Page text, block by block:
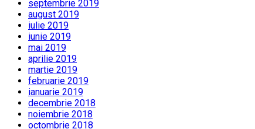
septembrie 2019
august 2019
iulie 2019
iunie 2019
mai 2019
aprilie 2019
martie 2019
februarie 2019
ianuarie 2019
decembrie 2018
noiembrie 2018
octombrie 2018